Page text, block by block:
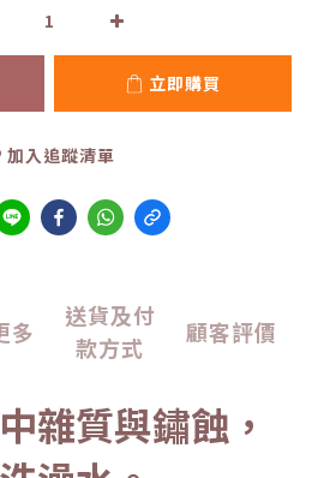
立即購買
加入追蹤清單
多
送貨及付
款方式
顧客評價
雜質與鏽蝕，